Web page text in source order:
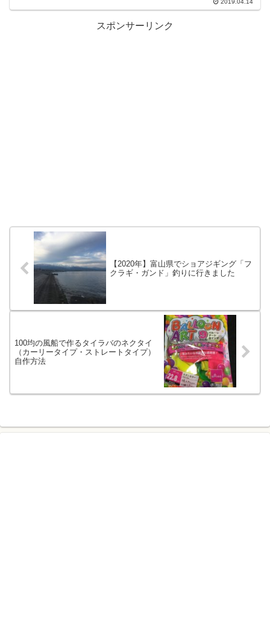
2019.04.14
スポンサーリンク
【2020年】富山県でショアジギング「フ
クラギ・ガンド」釣りに行きました
100均の風船で作るタイラバのネクタイ
（カーリータイプ・ストレートタイプ）
自作方法